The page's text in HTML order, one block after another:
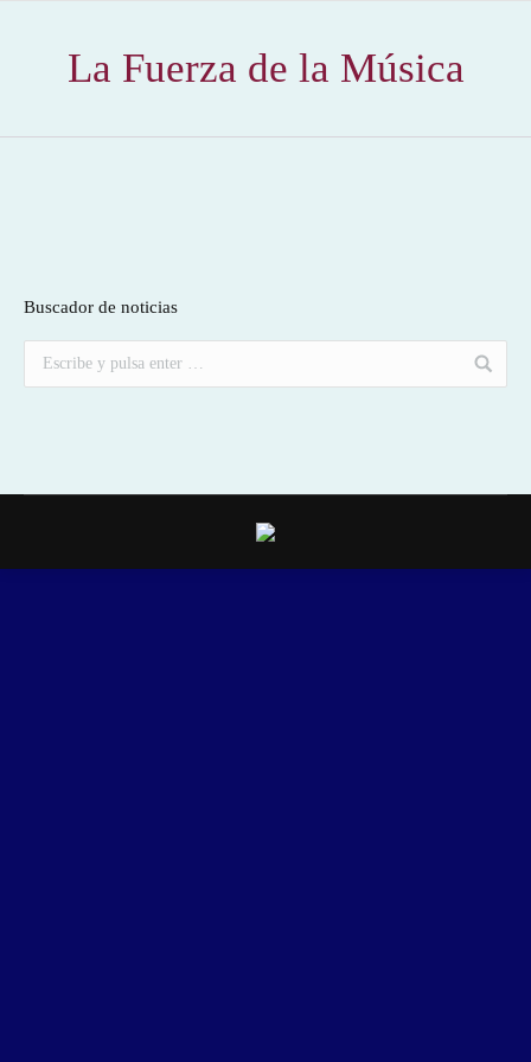
La Fuerza de la Música
Buscador de noticias